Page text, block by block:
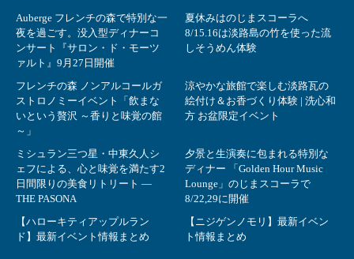
Auberge フレンチの森で特別な一
夜を過ごす。没入型ディナーコ
ンサート『サロン・ド・モーツ
ァルト』9月27日開催
夏休みはのじまスコーラへ
8/15.16は淡路島の竹を使った流
しそうめん体験
フレンチの森 ノンアルコールガ
ストロノミーイベント「飲まな
いという贅沢 ～香りと味覚の館
～」
涼やかな旅館で楽しむ淡路瓦の
絵付け＆お香づくり体験 | 洗心和
方 お盆限定イベント
ミシュラン三つ星・中東久人シ
ェフによる、心と味覚を満たす2
日間限りの美食リトリート ―
THE PASONA
夕景と生演奏に包まれる特別な
ディナー 「Golden Hour Music
Lounge」のじまスコーラで
8/22,29に開催
【ハローキティアップルラン
ド】最新イベント情報まとめ
【ニジゲンノモリ】最新イベン
ト情報まとめ